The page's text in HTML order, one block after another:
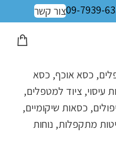
צור קשר